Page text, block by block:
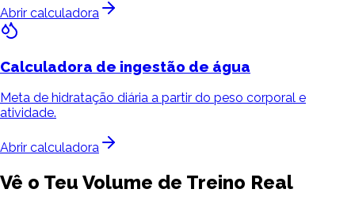
Abrir calculadora
Calculadora de ingestão de água
Meta de hidratação diária a partir do peso corporal e
atividade.
Abrir calculadora
Vê o Teu Volume de Treino Real